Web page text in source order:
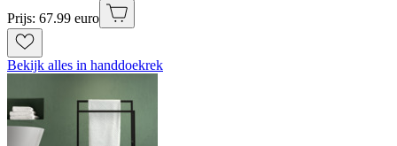
Prijs: 67.99 euro
Bekijk alles in handdoekrek